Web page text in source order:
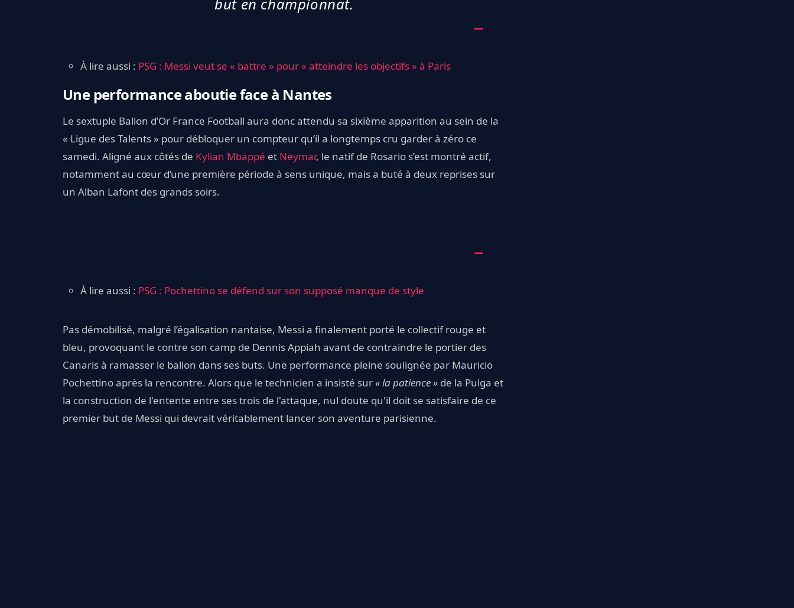
À lire aussi : PSG : Messi veut se « battre » pour « atteindre les objectifs » à Paris
Une performance aboutie face à Nantes
Le sextuple Ballon d’Or France Football aura donc attendu sa sixième apparition au sein de la
« Ligue des Talents » pour débloquer un compteur qu’il a longtemps cru garder à zéro ce
samedi. Aligné aux côtés de Kylian Mbappé et Neymar, le natif de Rosario s’est montré actif,
notamment au cœur d’une première période à sens unique, mais a buté à deux reprises sur
un Alban Lafont des grands soirs.
À lire aussi : PSG : Pochettino se défend sur son supposé manque de style
Pas démobilisé, malgré l’égalisation nantaise, Messi a finalement porté le collectif rouge et
bleu, provoquant le contre son camp de Dennis Appiah avant de contraindre le portier des
Canaris à ramasser le ballon dans ses buts. Une performance pleine soulignée par Mauricio
Pochettino après la rencontre. Alors que le technicien a insisté sur« la patience » de la Pulga et
la construction de l'entente entre ses trois de l'attaque, nul doute qu'il doit se satisfaire de ce
premier but de Messi qui devrait véritablement lancer son aventure parisienne.